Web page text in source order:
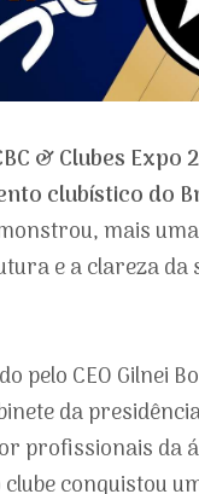
& Clubes Expo
clubístico do
mais
e a clareza da
pelo CEO Gilnei
da
profissionais da
conquistou